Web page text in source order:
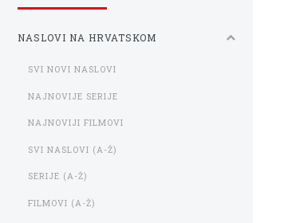
NASLOVI NA HRVATSKOM
SVI NOVI NASLOVI
NAJNOVIJE SERIJE
NAJNOVIJI FILMOVI
SVI NASLOVI (A-Ž)
SERIJE (A-Ž)
FILMOVI (A-Ž)